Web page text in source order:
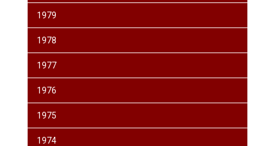
1979
1978
1977
1976
1975
1974